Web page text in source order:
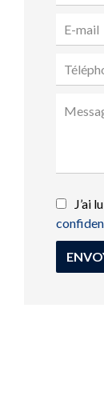
J’ai